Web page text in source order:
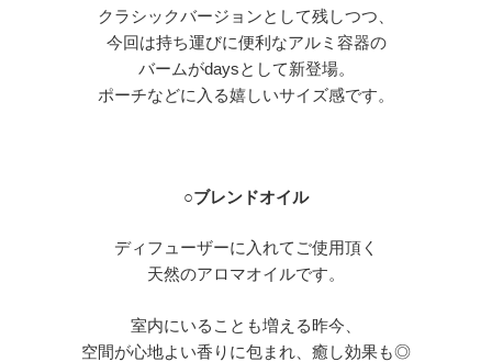
クラシックバージョンとして残しつつ、
今回は持ち運びに便利なアルミ容器の
バームがdaysとして新登場。
ポーチなどに入る嬉しいサイズ感です。
○ブレンドオイル
ディフューザーに入れてご使用頂く
天然のアロマオイルです。
室内にいることも増える昨今、
空間が心地よい香りに包まれ、癒し効果も◎